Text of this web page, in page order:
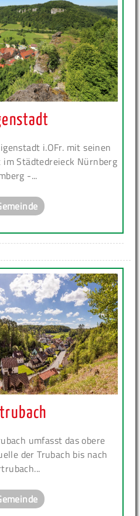
i.OFr. mit seinen
Städtedreieck Nürnberg
-...
umfasst das obere
der Trubach bis nach